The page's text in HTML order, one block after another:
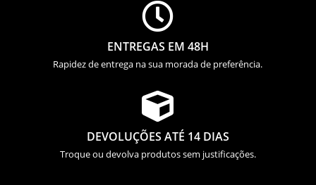

ENTREGAS EM 48H
Rapidez de entrega na sua morada de preferência.

DEVOLUÇÕES ATÉ 14 DIAS
Troque ou devolva produtos sem justificações.